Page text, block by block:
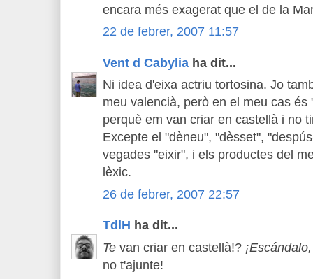
encara més exagerat que el de la
22 de febrer, 2007 11:57
Vent d Cabylia ha dit...
Ni idea d'eixa actriu tortosina. Jo
meu valencià, però en el meu cas és
perquè em van criar en castellà i no
Excepte el "dèneu", "dèsset",
vegades "eixir", i els productes del
lèxic.
26 de febrer, 2007 22:57
TdlH ha dit...
Te van criar en castellà!?
no t'ajunte!